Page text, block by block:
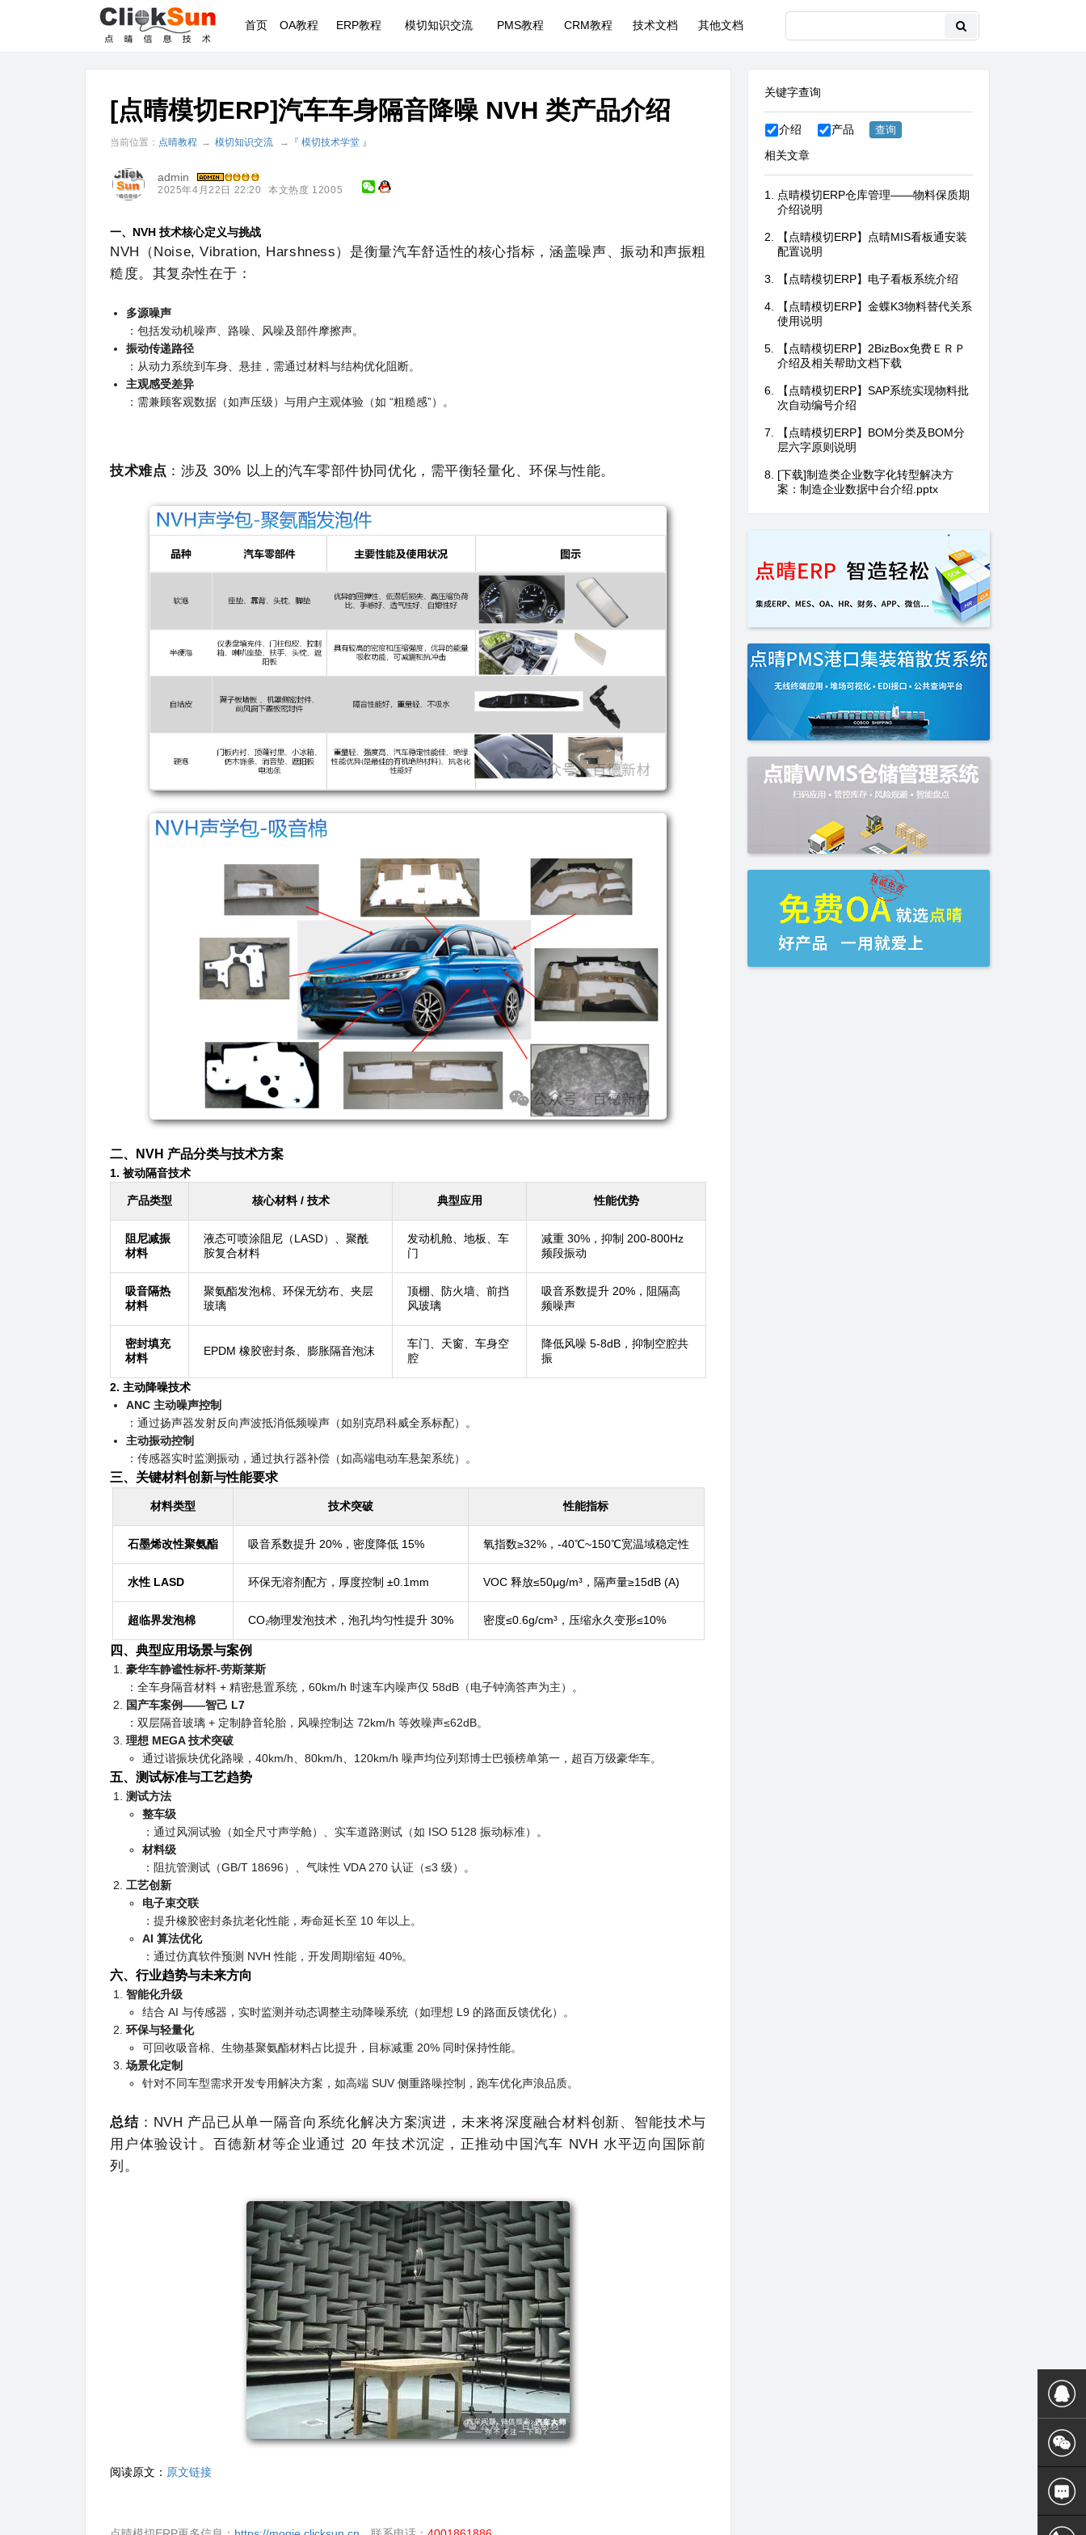
首页 OA教程 ERP教程 模切知识交流 PMS教程 CRM教程 技术文档 其他文档
[点晴模切ERP]汽车车身隔音降噪 NVH 类产品介绍
当前位置： 点晴教程 → 模切知识交流 → 『 模切技术学堂 』
admin
2025年4月22日 22:20 本文热度 12005
一、NVH 技术核心定义与挑战
NVH（Noise, Vibration, Harshness）是衡量汽车舒适性的核心指标，涵盖噪声、振动和声振粗
糙度。其复杂性在于：
多源噪声
：包括发动机噪声、路噪、风噪及部件摩擦声。
振动传递路径
：从动力系统到车身、悬挂，需通过材料与结构优化阻断。
主观感受差异
：需兼顾客观数据（如声压级）与用户主观体验（如 “粗糙感”）。
技术难点 ：涉及 30% 以上的汽车零部件协同优化，需平衡轻量化、环保与性能。
二、NVH 产品分类与技术方案
1. 被动隔音技术
产品类型 核心材料 / 技术 典型应用 性能优势
阻尼减振
材料
液态可喷涂阻尼（LASD）、聚酰
胺复合材料
发动机舱、地板、车
门
减重 30%，抑制 200-800Hz
频段振动
吸音隔热
材料
聚氨酯发泡棉、环保无纺布、夹层
玻璃
顶棚、防火墙、前挡
风玻璃
吸音系数提升 20%，阻隔高
频噪声
密封填充
材料
EPDM 橡胶密封条、膨胀隔音泡沫
车门、天窗、车身空
腔
降低风噪 5-8dB，抑制空腔共
振
2. 主动降噪技术
ANC 主动噪声控制
：通过扬声器发射反向声波抵消低频噪声（如别克昂科威全系标配）。
主动振动控制
：传感器实时监测振动，通过执行器补偿（如高端电动车悬架系统）。
三、关键材料创新与性能要求
材料类型 技术突破 性能指标
石墨烯改性聚氨酯 吸音系数提升 20%，密度降低 15% 氧指数≥32%，-40℃~150℃宽温域稳定性
水性 LASD 环保无溶剂配方，厚度控制 ±0.1mm VOC 释放≤50μg/m³，隔声量≥15dB (A)
超临界发泡棉 CO₂物理发泡技术，泡孔均匀性提升 30% 密度≤0.6g/cm³，压缩永久变形≤10%
四、典型应用场景与案例
豪华车静谧性标杆-劳斯莱斯
：全车身隔音材料 + 精密悬置系统，60km/h 时速车内噪声仅 58dB（电子钟滴答声为主）。
国产车案例——智己 L7
：双层隔音玻璃 + 定制静音轮胎，风噪控制达 72km/h 等效噪声≤62dB。
理想 MEGA 技术突破
通过谐振块优化路噪，40km/h、80km/h、120km/h 噪声均位列郑博士巴顿榜单第一，超百万级豪华车。
五、测试标准与工艺趋势
测试方法
整车级
：通过风洞试验（如全尺寸声学舱）、实车道路测试（如 ISO 5128 振动标准）。
材料级
：阻抗管测试（GB/T 18696）、气味性 VDA 270 认证（≤3 级）。
工艺创新
电子束交联
：提升橡胶密封条抗老化性能，寿命延长至 10 年以上。
AI 算法优化
：通过仿真软件预测 NVH 性能，开发周期缩短 40%。
六、行业趋势与未来方向
智能化升级
结合 AI 与传感器，实时监测并动态调整主动降噪系统（如理想 L9 的路面反馈优化）。
环保与轻量化
可回收吸音棉、生物基聚氨酯材料占比提升，目标减重 20% 同时保持性能。
场景化定制
针对不同车型需求开发专用解决方案，如高端 SUV 侧重路噪控制，跑车优化声浪品质。
总结：NVH 产品已从单一隔音向系统化解决方案演进，未来将深度融合材料创新、智能技术与
用户体验设计。百德新材等企业通过 20 年技术沉淀，正推动中国汽车 NVH 水平迈向国际前
列。
阅读原文： 原文链接
关键字查询
介绍 产品
相关文章
点晴模切ERP仓库管理——物料保质期
介绍说明
【点晴模切ERP】点晴MIS看板通安装
配置说明
【点晴模切ERP】电子看板系统介绍
【点晴模切ERP】金蝶K3物料替代关系
使用说明
【点晴模切ERP】2BizBox免费ＥＲＰ
介绍及相关帮助文档下载
【点晴模切ERP】SAP系统实现物料批
次自动编号介绍
【点晴模切ERP】BOM分类及BOM分
层六字原则说明
[下载]制造类企业数字化转型解决方
案：制造企业数据中台介绍.pptx